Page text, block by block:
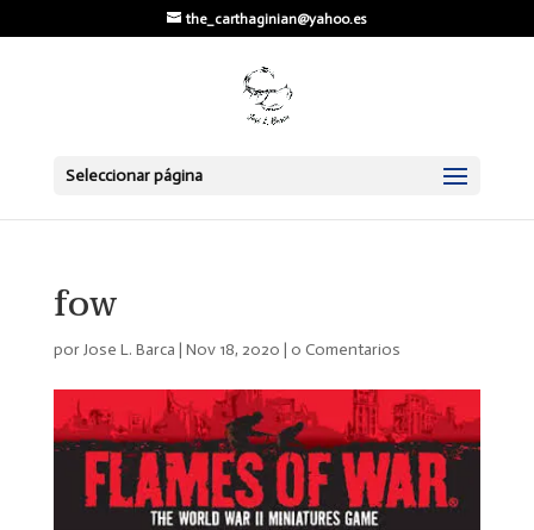
the_carthaginian@yahoo.es
Seleccionar página
fow
porJose L. Barca | Nov 18, 2020 | 0 Comentarios